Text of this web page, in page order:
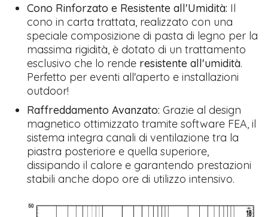
Cono Rinforzato e Resistente all'Umidità: Il
cono in carta trattata, realizzato con una
speciale composizione di pasta di legno per la
massima rigidità, è dotato di un trattamento
esclusivo che lo rende resistente all'umidità.
Perfetto per eventi all'aperto e installazioni
outdoor!
Raffreddamento Avanzato: Grazie al design
magnetico ottimizzato tramite software FEA, il
sistema integra canali di ventilazione tra la
piastra posteriore e quella superiore,
dissipando il calore e garantendo prestazioni
stabili anche dopo ore di utilizzo intensivo.